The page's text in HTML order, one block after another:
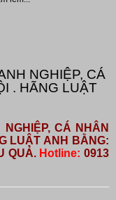
NGHIỆP, CÁ
. HÃNG LUẬT
CÁ NHÂN
LUẬT ANH BẰNG:
QUẢ. Hotline: 0913